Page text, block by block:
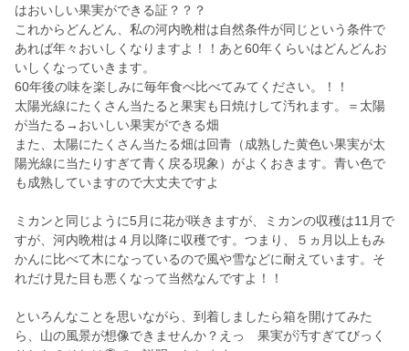
はおいしい果実ができる証？？？
これからどんどん、私の河内晩柑は自然条件が同じという条件で
あれば年々おいしくなりますよ！！あと60年くらいはどんどんお
いしくなっていきます。
60年後の味を楽しみに毎年食べ比べてみてください。！！
太陽光線にたくさん当たると果実も日焼けして汚れます。＝太陽
が当たる→おいしい果実ができる畑
また、太陽にたくさん当たる畑は回青（成熟した黄色い果実が太
陽光線に当たりすぎて青く戻る現象）がよくおきます。青い色で
も成熟していますので大丈夫ですよ
ミカンと同じように5月に花が咲きますが、ミカンの収穫は11月で
すが、河内晩柑は４月以降に収穫です。つまり、５ヵ月以上もみ
かんに比べて木になっているので風や雪などに耐えています。そ
れだけ見た目も悪くなって当然なんですよ！！
といろんなことを思いながら、到着しましたら箱を開けてみた
ら、山の風景が想像できませんか？えっ 果実が汚すぎてびっく